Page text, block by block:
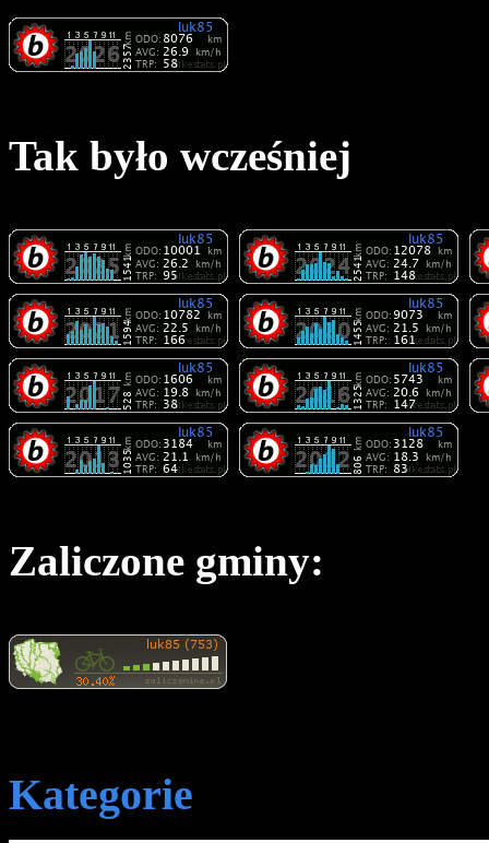
Tak było wcześniej
Zaliczone gminy:
Kategorie